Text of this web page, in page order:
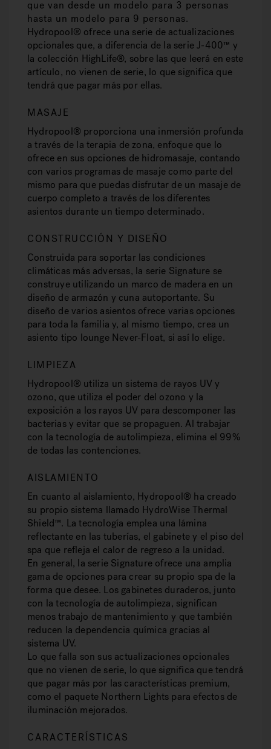
que van desde un modelo para 3 personas
hasta un modelo para 9 personas.
Hydropool® ofrece una serie de actualizaciones
opcionales que, a diferencia de la serie J-400™ y
la colección HighLife®, sobre las que leerá en este
artículo, no vienen de serie, lo que significa que
tendrá que pagar más por ellas.
MASAJE
Hydropool® proporciona una inmersión profunda
a través de la terapia de zona, enfoque que lo
ofrece en sus opciones de hidromasaje, contando
con varios programas de masaje como parte del
mismo para que puedas disfrutar de un masaje de
cuerpo completo a través de los diferentes
asientos durante un tiempo determinado.
CONSTRUCCIÓN Y DISEÑO
Construida para soportar las condiciones
climáticas más adversas, la serie Signature se
construye utilizando un marco de madera en un
diseño de armazón y cuna autoportante. Su
diseño de varios asientos ofrece varias opciones
para toda la familia y, al mismo tiempo, crea un
asiento tipo lounge Never-Float, si así lo elige.
LIMPIEZA
Hydropool® utiliza un sistema de rayos UV y
ozono, que utiliza el poder del ozono y la
exposición a los rayos UV para descomponer las
bacterias y evitar que se propaguen. Al trabajar
con la tecnología de autolimpieza, elimina el 99%
de todas las contenciones.
AISLAMIENTO
En cuanto al aislamiento, Hydropool® ha creado
su propio sistema llamado HydroWise Thermal
Shield™. La tecnología emplea una lámina
reflectante en las tuberías, el gabinete y el piso del
spa que refleja el calor de regreso a la unidad.
En general, la serie Signature ofrece una amplia
gama de opciones para crear su propio spa de la
forma que desee. Los gabinetes duraderos, junto
con la tecnología de autolimpieza, significan
menos trabajo de mantenimiento y que también
reducen la dependencia química gracias al
sistema UV.
Lo que falla son sus actualizaciones opcionales
que no vienen de serie, lo que significa que tendrá
que pagar más por las características premium,
como el paquete Northern Lights para efectos de
iluminación mejorados.
CARACTERÍSTICAS